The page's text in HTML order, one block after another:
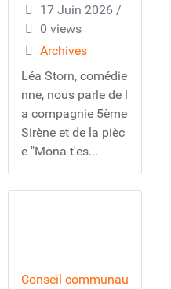
17 Juin 2026 /
0 views
Archives
Léa Storn, comédie
nne, nous parle de l
a compagnie 5ème
Sirène et de la pièc
e "Mona t'es...
Conseil communau